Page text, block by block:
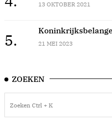
13 OKTOBER 2021
5. 21 MEI 2023
ZOEKEN